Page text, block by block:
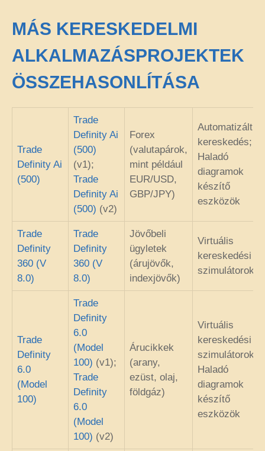
MÁS KERESKEDELMI
ALKALMAZÁSPROJEKTEK
ÖSSZEHASONLÍTÁSA
Trade
Definity Ai
(500)
Trade
Definity Ai
(500)
(v1);
Trade
Definity Ai
(500) (v2)
Forex
(valutapárok,
mint például
EUR/USD,
GBP/JPY)
Automatizált
kereskedés;
Haladó
diagramok
készítő
eszközök
Trade
Definity
360 (V
8.0)
Trade
Definity
360 (V
8.0)
Jövőbeli
ügyletek
(árujövők,
indexjövők)
Virtuális
kereskedési
szimulátorok
Trade
Definity
6.0
(Model
100)
Trade
Definity
6.0
(Model
100) (v1);
Trade
Definity
6.0
(Model
100) (v2)
Árucikkek
(arany,
ezüst, olaj,
földgáz)
Virtuális
kereskedési
szimulátorok;
Haladó
diagramok
készítő
eszközök